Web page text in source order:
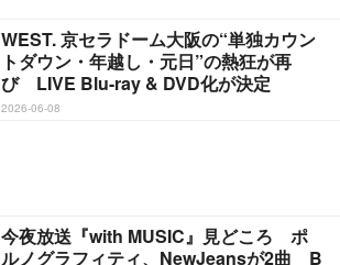
WEST. 京セラドーム大阪の“単独カウン
トダウン・年越し・元日”の熱狂が再
び LIVE Blu-ray & DVD化が決定
2026-06-08
今夜放送『with MUSIC』見どころ ポ
ルノグラフィティ、NewJeansが2曲 B